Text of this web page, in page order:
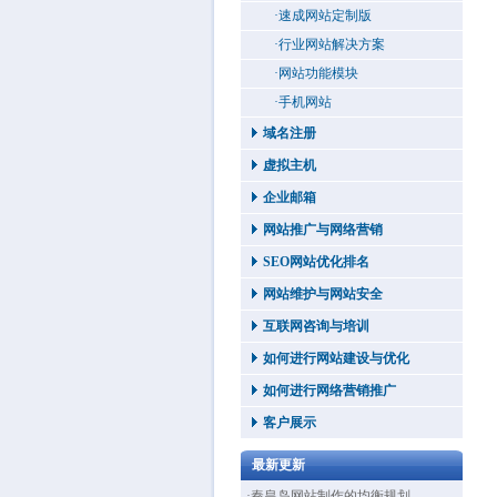
·速成网站定制版
·行业网站解决方案
·网站功能模块
·手机网站
域名注册
虚拟主机
企业邮箱
网站推广与网络营销
SEO网站优化排名
网站维护与网站安全
互联网咨询与培训
如何进行网站建设与优化
如何进行网络营销推广
客户展示
最新更新